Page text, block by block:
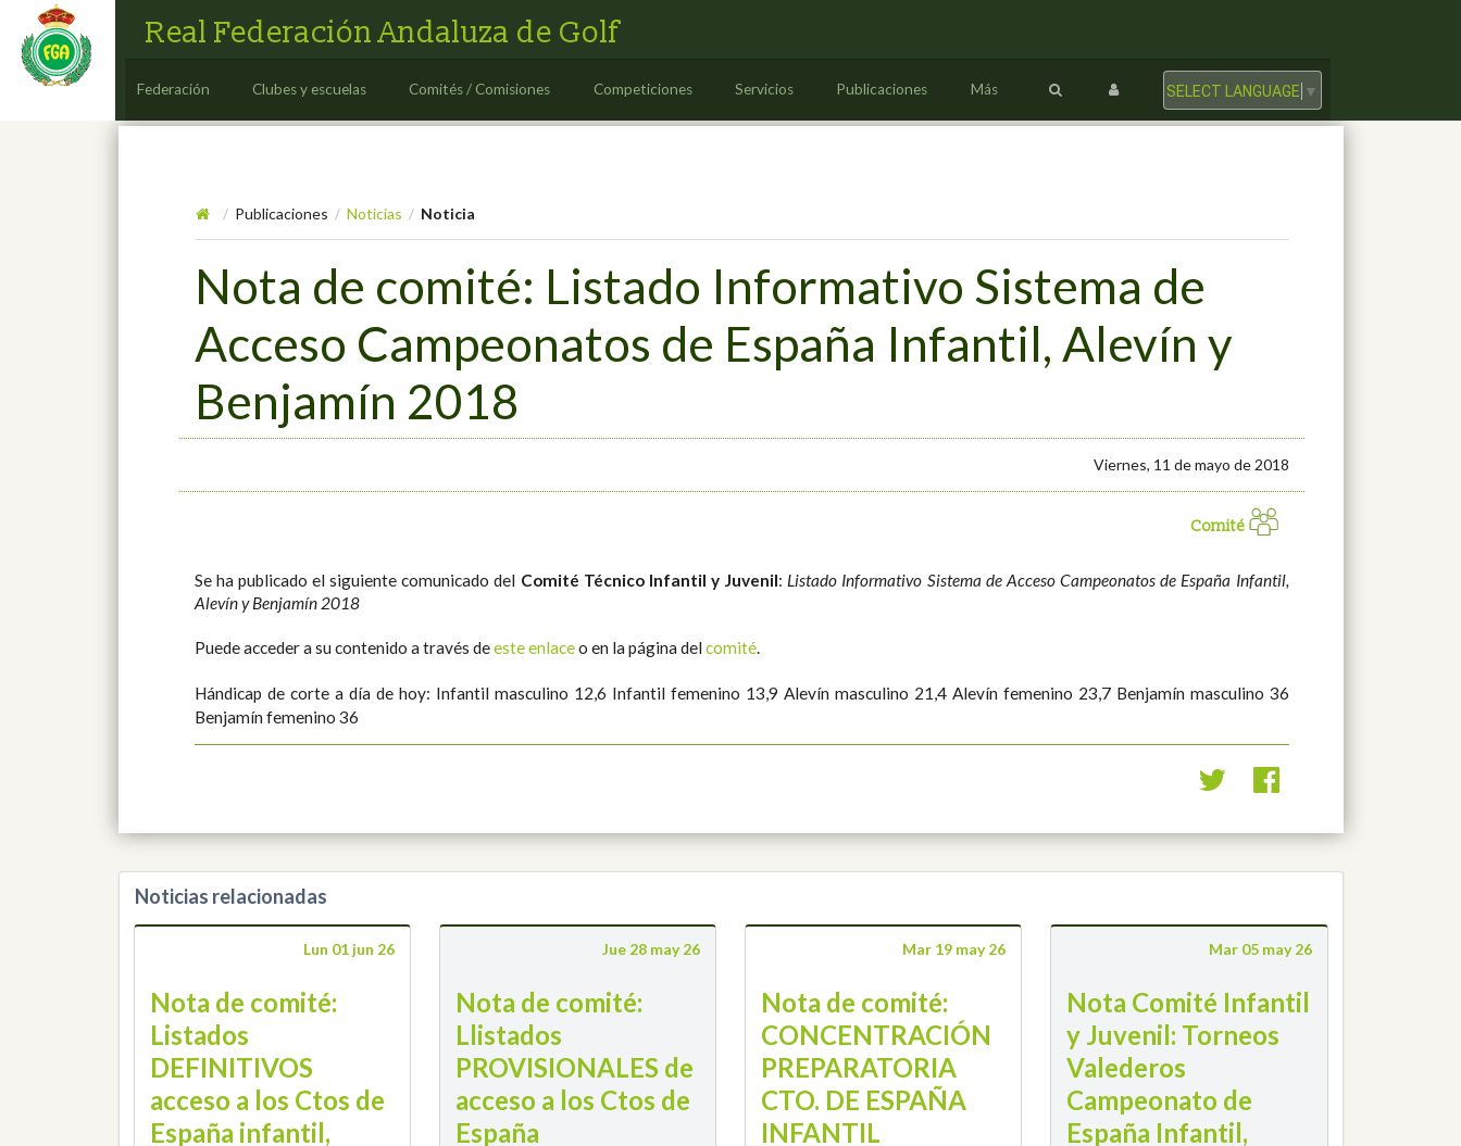
Real Federación Andaluza de Golf
Federación Clubes y escuelas Comités / Comisiones Competiciones Servicios Publicaciones Más SELECT LANGUAGE ▼
/ Publicaciones / Noticias / Noticia
Nota de comité: Listado Informativo Sistema de
Acceso Campeonatos de España Infantil, Alevín y
Benjamín 2018
Viernes, 11 de mayo de 2018
Comité
Se ha publicado el siguiente comunicado del Comité Técnico Infantil y Juvenil: Listado Informativo Sistema de Acceso Campeonatos de España Infantil,
Alevín y Benjamín 2018
Puede acceder a su contenido a través deeste enlaceo en la página delcomité.
Hándicap de corte a día de hoy: Infantil masculino 12,6 Infantil femenino 13,9 Alevín masculino 21,4 Alevín femenino 23,7 Benjamín masculino 36
Benjamín femenino 36
Noticias relacionadas
Lun 01 jun 26
Nota de comité:
Listados
DEFINITIVOS
acceso a los Ctos de
España infantil,
Jue 28 may 26
Nota de comité:
Llistados
PROVISIONALES de
acceso a los Ctos de
España
Mar 19 may 26
Nota de comité:
CONCENTRACIÓN
PREPARATORIA
CTO. DE ESPAÑA
INFANTIL
Mar 05 may 26
Nota Comité Infantil
y Juvenil: Torneos
Valederos
Campeonato de
España Infantil,